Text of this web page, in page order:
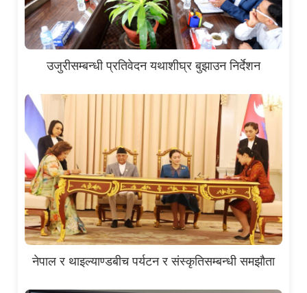
उजुरीसम्बन्धी प्रतिवेदन यथाशीघ्र बुझाउन निर्देशन
नेपाल र थाइल्याण्डबीच पर्यटन र संस्कृतिसम्बन्धी समझौता